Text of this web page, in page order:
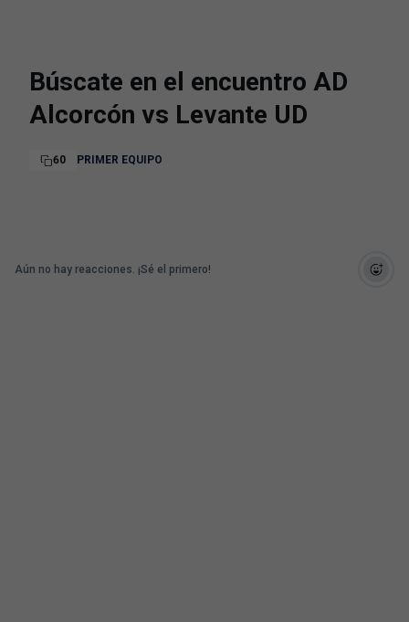
Búscate en el encuentro AD
Alcorcón vs Levante UD
60 PRIMER EQUIPO
Aún no hay reacciones. ¡Sé el primero!